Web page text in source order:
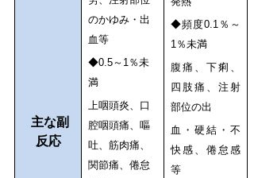
主な副
反応
のかゆみ・出
血等
◆0.5～1％未
満
上咽頭炎、口
腔咽頭痛、嘔
吐、筋肉痛、
関節痛、倦怠
◆頻度0.1％～
1％未満
腹痛、下痢、
四肢痛、注射
部位の出
血・硬結・不
快感、倦怠感
等